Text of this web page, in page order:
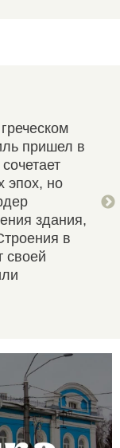
пришел в
эпох, но
здания,
в
своей